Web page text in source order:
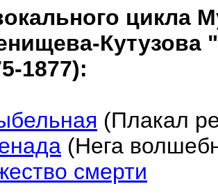
цикла
Кутузова
1877):
(Плакал
(Нега
смерти